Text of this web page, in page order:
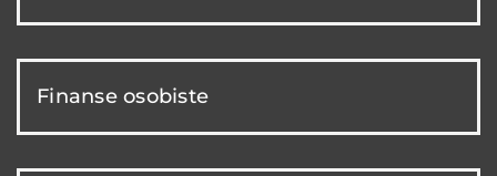
Finanse osobiste